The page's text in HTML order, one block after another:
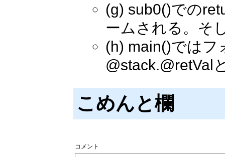
(g) sub0()での
ームされる。そ
(h) main()ではフ
@stack.@retVal
こめんと欄
コメント